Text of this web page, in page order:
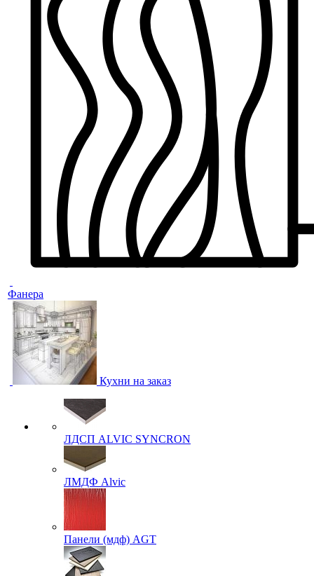
Фанера
Кухни на заказ
ЛДСП ALVIC SYNCRON
ЛМДФ Alvic
Панели (мдф) AGT